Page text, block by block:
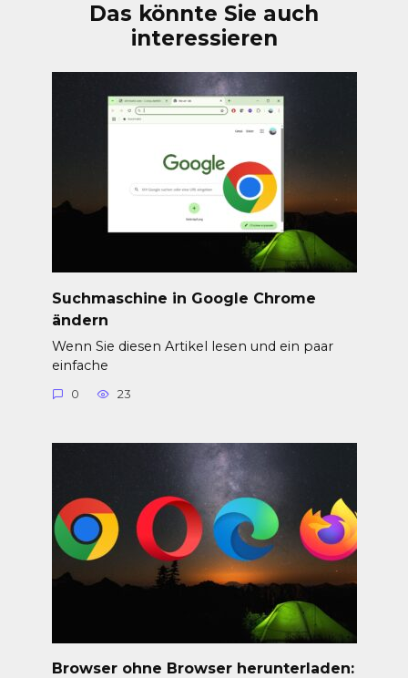
Das könnte Sie auch
interessieren
Suchmaschine in Google Chrome
ändern
Wenn Sie diesen Artikel lesen und ein paar
einfache
0 23
Browser ohne Browser herunterladen: